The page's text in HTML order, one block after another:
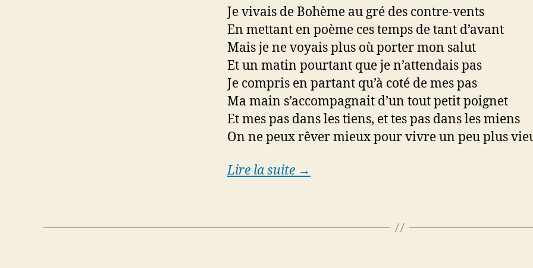
Je vivais de Bohème au gré des contre-vents
En mettant en poème ces temps de tant d’avant
Mais je ne voyais plus où porter mon salut
Et un matin pourtant que je n’attendais pas
Je compris en partant qu’à coté de mes pas
Ma main s’accompagnait d’un tout petit poignet
Et mes pas dans les tiens, et tes pas dans les miens
On ne peux rêver mieux pour vivre un peu plus
Lire la suite →